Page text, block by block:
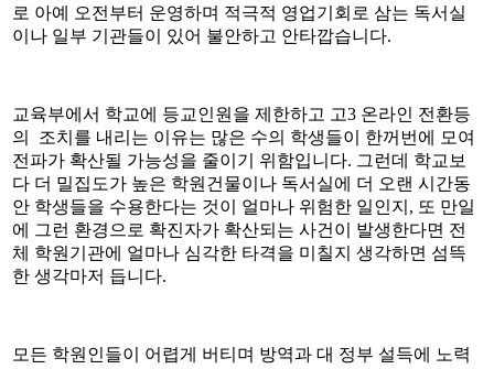
로 아예 오전부터 운영하며 적극적 영업기회로 삼는 독서실
이나 일부 기관들이 있어 불안하고 안타깝습니다.
교육부에서 학교에 등교인원을 제한하고 고3 온라인 전환등
의 조치를 내리는 이유는 많은 수의 학생들이 한꺼번에 모여
전파가 확산될 가능성을 줄이기 위함입니다. 그런데 학교보
다 더 밀집도가 높은 학원건물이나 독서실에 더 오랜 시간동
안 학생들을 수용한다는 것이 얼마나 위험한 일인지, 또 만일
에 그런 환경으로 확진자가 확산되는 사건이 발생한다면 전
체 학원기관에 얼마나 심각한 타격을 미칠지 생각하면 섬뜩
한 생각마저 듭니다.
모든 학원인들이 어렵게 버티며 방역과 대 정부 설득에 노력